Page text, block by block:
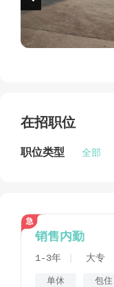
在招职位
职位类型 全部
销售内勤
1-3年 大专
单休 包住